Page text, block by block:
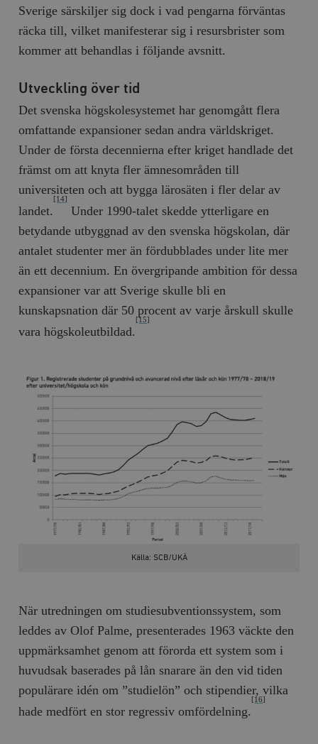
Sverige särskiljer sig dock i vad pengarna förväntas
räcka till, vilket manifesterar sig i resursbrister som
kommer att behandlas i följande avsnitt.
Utveckling över tid
Det svenska högskolesystemet har genomgått flera
omfattande expansioner sedan andra världskriget.
Under de första decennierna efter kriget handlade det
främst om att knyta fler ämnesområden till
universiteten och att bygga lärosäten i fler delar av
landet.
[14]
Under 1990-talet skedde ytterligare en
betydande utbyggnad av den svenska högskolan, där
antalet studenter mer än fördubblades under lite mer
än ett decennium. En övergripande ambition för dessa
expansioner var att Sverige skulle bli en
kunskapsnation där 50 procent av varje årskull skulle
vara högskoleutbildad.
[15]
Källa: SCB/UKÄ
När utredningen om studiesubventionssystem, som
leddes av Olof Palme, presenterades 1963 väckte den
uppmärksamhet genom att förorda ett system som i
huvudsak baserades på lån snarare än den vid tiden
populärare idén om ”studielön” och stipendier, vilka
hade medfört en stor regressiv omfördelning.
[16]